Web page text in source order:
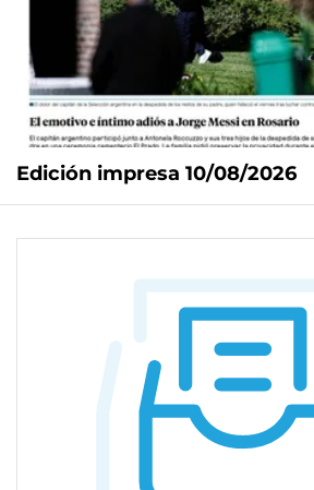
Edición impresa 10/08/2026